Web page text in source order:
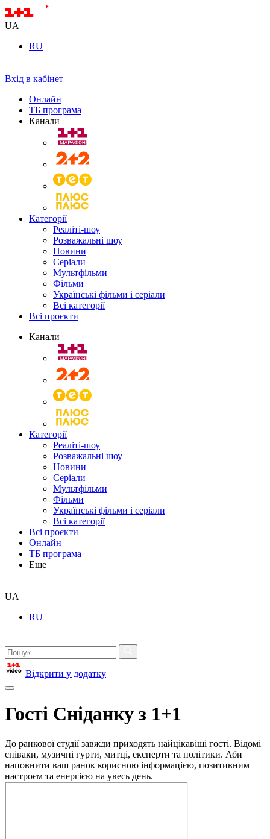
UA
RU
Вхід в кабінет
Онлайн
ТБ програма
Канали
Категорії
Реаліті-шоу
Розважальні шоу
Новини
Серіали
Мультфільми
Фільми
Українські фільми і серіали
Всі категорії
Всі проєкти
Канали
Категорії
Реаліті-шоу
Розважальні шоу
Новини
Серіали
Мультфільми
Фільми
Українські фільми і серіали
Всі категорії
Всі проєкти
Онлайн
ТБ програма
Еще
UA
RU
Відкрити у додатку
Гості Сніданку з 1+1
До ранкової студії завжди приходять найцікавіші гості. Відомі
співаки, музичні гурти, митці, експерти та політики. Аби
наповнити ваш ранок корисною інформацією, позитивним
настроєм та енергією на увесь день.